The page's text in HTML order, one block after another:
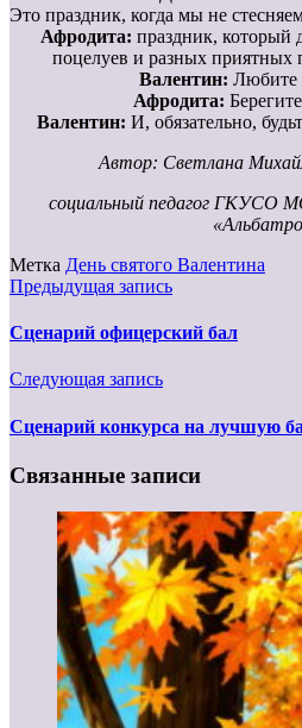
Это праздник, когда мы не
Афродита: праздник, который
поцелуев и разных приятных
Валентин: Любите
Афродита:
Валентин: И, обязательно,
Автор: Светлана
социальный педагог ГКУСО
Метка День святого Валентина
Предыдущая запись
Сценарий офицерский бал
Следующая запись
Сценарий конкурса на лучшую
Связанные записи